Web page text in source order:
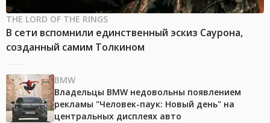
THE LORD OF THE RINGS
В сети вспомнили единственный эскиз Саурона,
созданный самим Толкином
BMW
Владельцы BMW недовольны появлением
рекламы "Человек-паук: Новый день" на
центральных дисплеях авто